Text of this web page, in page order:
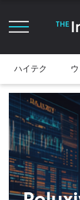
ハイテク